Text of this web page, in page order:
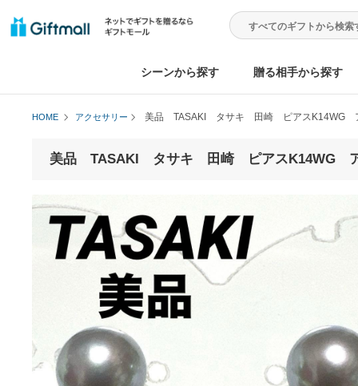
シーンから探す 贈る相手か